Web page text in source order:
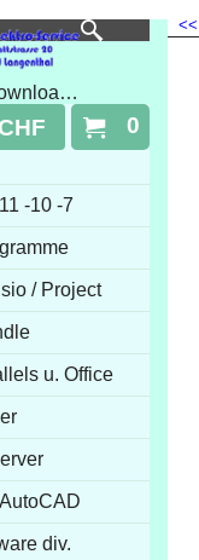
Offizielle Downloads 100% Online Aktivierung
0
-10 -7
/ Project
u. Office
div.